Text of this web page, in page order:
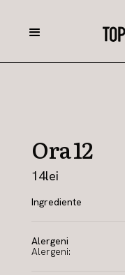
Ora 12
14lei
Ingrediente
Alergeni
Alergeni: